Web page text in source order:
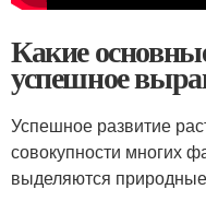
Какие
успешное
Успешное развитие
совокупности многих
выделяются